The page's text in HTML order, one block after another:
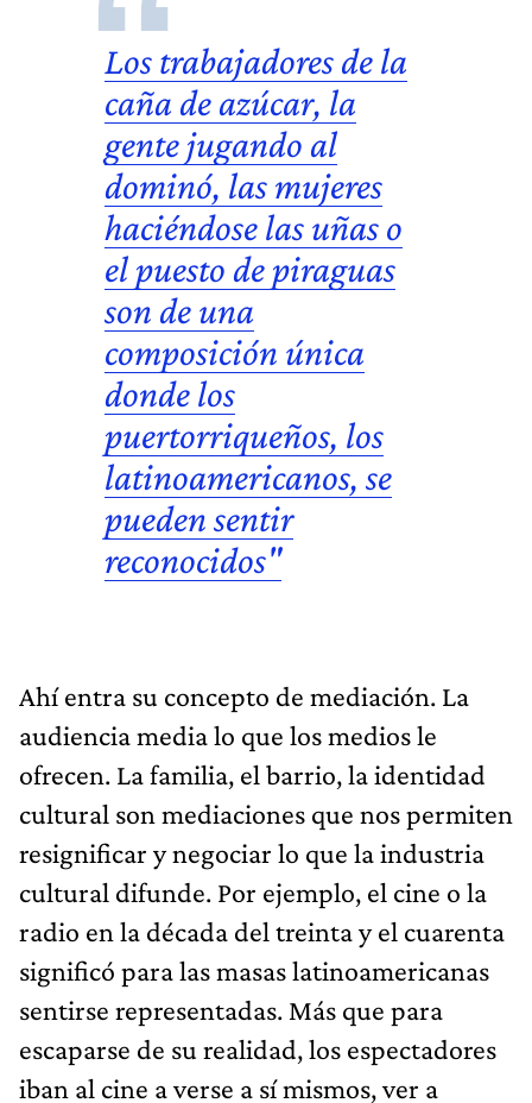
Los trabajadores de la
caña de azúcar, la
gente jugando al
dominó, las mujeres
haciéndose las uñas o
el puesto de piraguas
son de una
composición única
donde los
puertorriqueños, los
latinoamericanos, se
pueden sentir
reconocidos"
Ahí entra su concepto de mediación. La
audiencia media lo que los medios le
ofrecen. La familia, el barrio, la identidad
cultural son mediaciones que nos permiten
resignificar y negociar lo que la industria
cultural difunde. Por ejemplo, el cine o la
radio en la década del treinta y el cuarenta
significó para las masas latinoamericanas
sentirse representadas. Más que para
escaparse de su realidad, los espectadores
iban al cine a verse a sí mismos, ver a